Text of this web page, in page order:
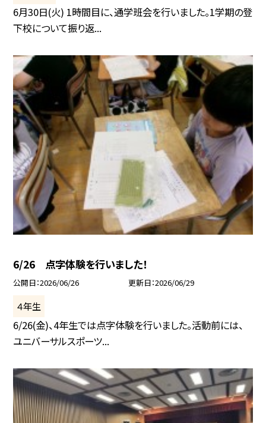
6月30日(火) 1時間目に、通学班会を行いました。1学期の登
下校について振り返...
6/26 点字体験を行いました！
公開日 2026/06/26 更新日 2026/06/29
４年生
6/26(金)、4年生では点字体験を行いました。活動前には、
ユニバーサルスポーツ...